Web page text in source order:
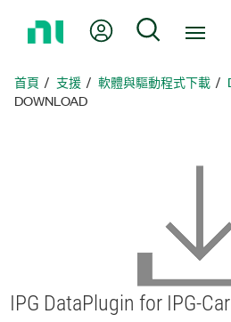
頁
我的帳號 搜尋
首頁 支援 軟體與驅動程式下載
DOWNLOAD
IPG DataPlugin for IPG-